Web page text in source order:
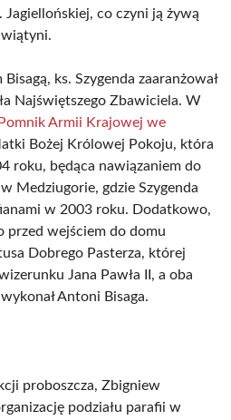
co czyni ją żywą
ks. Szygenda zaaranżował
Najświętszego Zbawiciela. W
Pomnik Armii Krajowej we
Bożej Królowej Pokoju, która
roku, będąca nawiązaniem do
Medziugorie, gdzie Szygenda
w 2003 roku. Dodatkowo,
przed wejściem do domu
Dobrego Pasterza, której
Jana Pawła II, a oba
Antoni Bisaga.
proboszcza, Zbigniew
podziału parafii w